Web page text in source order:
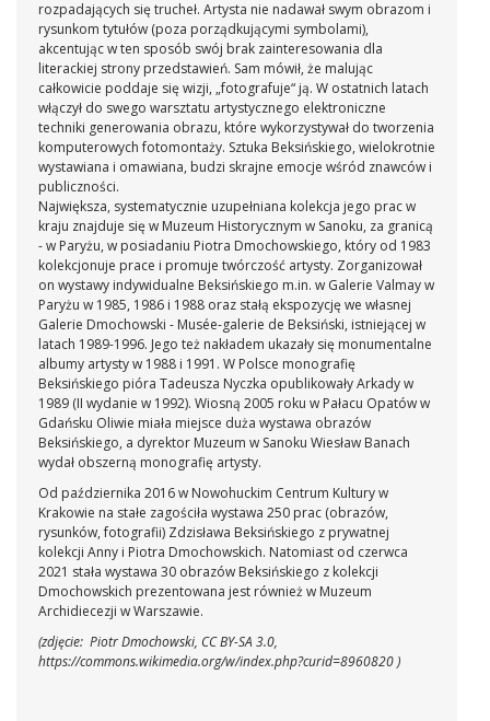
rozpadających się trucheł. Artysta nie nadawał swym obrazom i
rysunkom tytułów (poza porządkującymi symbolami),
akcentując w ten sposób swój brak zainteresowania dla
literackiej strony przedstawień. Sam mówił, że malując
całkowicie poddaje się wizji, „fotografuje“ ją. W ostatnich latach
włączył do swego warsztatu artystycznego elektroniczne
techniki generowania obrazu, które wykorzystywał do tworzenia
komputerowych fotomontaży. Sztuka Beksińskiego, wielokrotnie
wystawiana i omawiana, budzi skrajne emocje wśród znawców i
publiczności.
Największa, systematycznie uzupełniana kolekcja jego prac w
kraju znajduje się w Muzeum Historycznym w Sanoku, za granicą
- w Paryżu, w posiadaniu Piotra Dmochowskiego, który od 1983
kolekcjonuje prace i promuje twórczość artysty. Zorganizował
on wystawy indywidualne Beksińskiego m.in. w Galerie Valmay w
Paryżu w 1985, 1986 i 1988 oraz stałą ekspozycję we własnej
Galerie Dmochowski - Musée-galerie de Beksiński, istniejącej w
latach 1989-1996. Jego też nakładem ukazały się monumentalne
albumy artysty w 1988 i 1991. W Polsce monografię
Beksińskiego pióra Tadeusza Nyczka opublikowały Arkady w
1989 (II wydanie w 1992). Wiosną 2005 roku w Pałacu Opatów w
Gdańsku Oliwie miała miejsce duża wystawa obrazów
Beksińskiego, a dyrektor Muzeum w Sanoku Wiesław Banach
wydał obszerną monografię artysty.
Od października 2016 w Nowohuckim Centrum Kultury w
Krakowie na stałe zagościła wystawa 250 prac (obrazów,
rysunków, fotografii) Zdzisława Beksińskiego z prywatnej
kolekcji Anny i Piotra Dmochowskich. Natomiast od czerwca
2021 stała wystawa 30 obrazów Beksińskiego z kolekcji
Dmochowskich prezentowana jest również w Muzeum
Archidiecezji w Warszawie.
(zdjęcie: Piotr Dmochowski, CC BY-SA 3.0,
https://commons.wikimedia.org/w/index.php?curid=8960820 )